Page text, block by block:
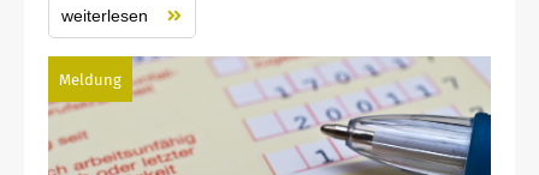
weiterlesen
Meldung